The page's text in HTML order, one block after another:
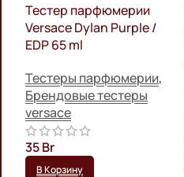
Тестер парфюмерии
Versace Dylan Purple /
EDP 65 ml
Тестеры парфюмерии,
Брендовые тестеры
versace
35Br
В Корзину